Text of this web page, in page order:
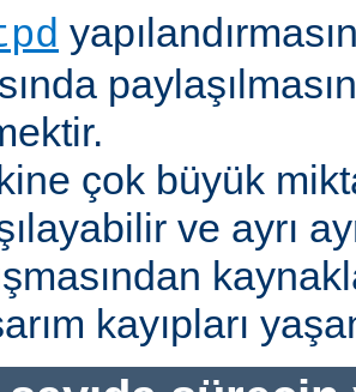
çok büyük
ve ayrı
kayıpları